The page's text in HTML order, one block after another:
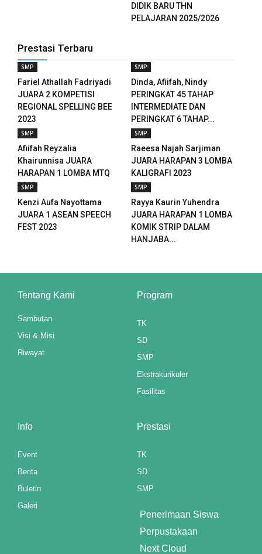
DIDIK BARU THN
PELAJARAN 2025/2026
Prestasi Terbaru
SMP
Fariel Athallah Fadriyadi
JUARA 2 KOMPETISI
REGIONAL SPELLING BEE
2023
SMP
Dinda, Afiifah, Nindy
PERINGKAT 45 TAHAP
INTERMEDIATE DAN
PERINGKAT 6 TAHAP...
SMP
Afiifah Reyzalia
Khairunnisa JUARA
HARAPAN 1 LOMBA MTQ
2023
SMP
Raeesa Najah Sarjiman
JUARA HARAPAN 3 LOMBA
KALIGRAFI 2023
SMP
Kenzi Aufa Nayottama
JUARA 1 ASEAN SPEECH
FEST 2023
SMP
Rayya Kaurin Yuhendra
JUARA HARAPAN 1 LOMBA
KOMIK STRIP DALAM
HANJABA...
Tentang Kami
Sambutan
Visi & Misi
Riwayat
Program
TK
SD
SMP
Ekstrakurikuler
Fasilitas
Info
Event
Berita
Buletin
Galeri
Prestasi
TK
SD
SMP
Penerimaan Siswa
Perpustakaan
Next Cloud